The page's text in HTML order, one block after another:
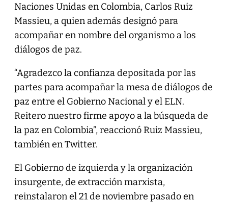
Naciones Unidas en Colombia, Carlos Ruiz
Massieu, a quien además designó para
acompañar en nombre del organismo a los
diálogos de paz.
“Agradezco la confianza depositada por las
partes para acompañar la mesa de diálogos de
paz entre el Gobierno Nacional y el ELN.
Reitero nuestro firme apoyo a la búsqueda de
la paz en Colombia”, reaccionó Ruiz Massieu,
también en Twitter.
El Gobierno de izquierda y la organización
insurgente, de extracción marxista,
reinstalaron el 21 de noviembre pasado en